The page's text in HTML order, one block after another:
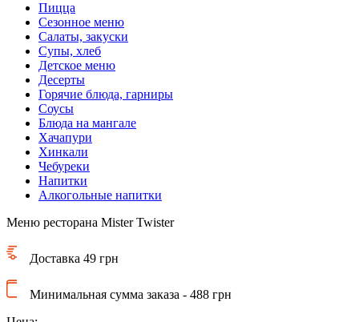
Пицца
Сезонное меню
Салаты, закуски
Супы, хлеб
Детское меню
Десерты
Горячие блюда, гарниры
Соусы
Блюда на мангале
Хачапури
Хинкали
Чебуреки
Напитки
Алкогольные напитки
Меню ресторана Mister Twister
Доставка 49 грн
Минимальная сумма заказа - 488 грн